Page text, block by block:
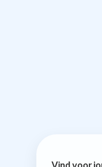
Vind voor